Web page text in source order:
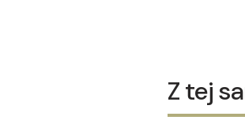
Z tej